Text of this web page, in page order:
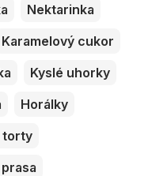
Nektarinka
Karamelový cukor
Kyslé uhorky
Horálky
torty